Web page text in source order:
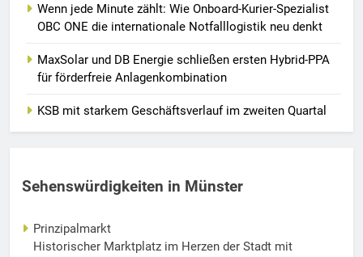
Wenn jede Minute zählt: Wie Onboard-Kurier-Spezialist
OBC ONE die internationale Notfalllogistik neu denkt
MaxSolar und DB Energie schließen ersten Hybrid-PPA
für förderfreie Anlagenkombination
KSB mit starkem Geschäftsverlauf im zweiten Quartal
Sehenswürdigkeiten in Münster
Prinzipalmarkt
Historischer Marktplatz im Herzen der Stadt mit